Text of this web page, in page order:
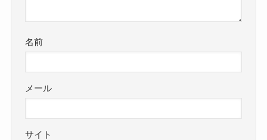
名前
メール
サイト